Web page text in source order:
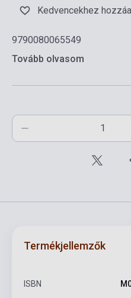
Kedvencekhez
9790080065549
Tovább olvasom
Termékjellemzők
ISBN